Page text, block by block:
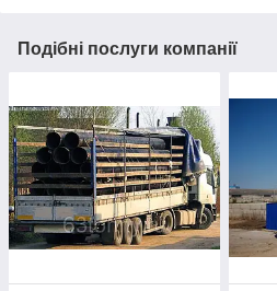
Подібні послуги компанії